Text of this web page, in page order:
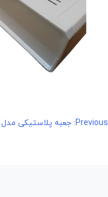
راهبری
Previous: جعبه پلاستیکی مدل SB-2014 رومیزی L210*W230*H86 mm